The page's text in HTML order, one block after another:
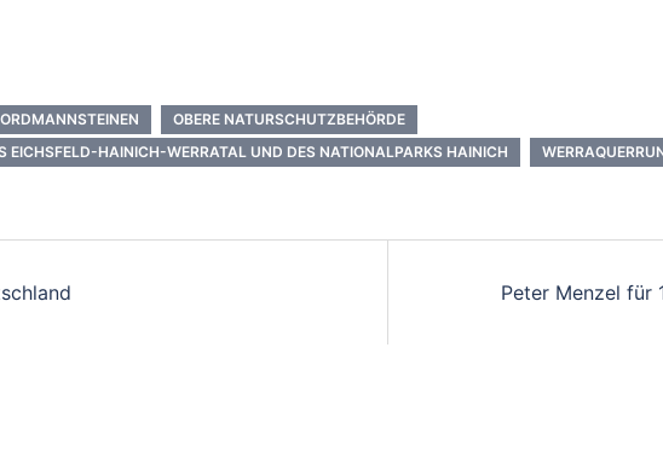
OBERE NATURSCHUTZBEHÖRDE
EICHSFELD-HAINICH-WERRATAL UND DES NATIONALPARKS HAINICH
Peter Menzel für